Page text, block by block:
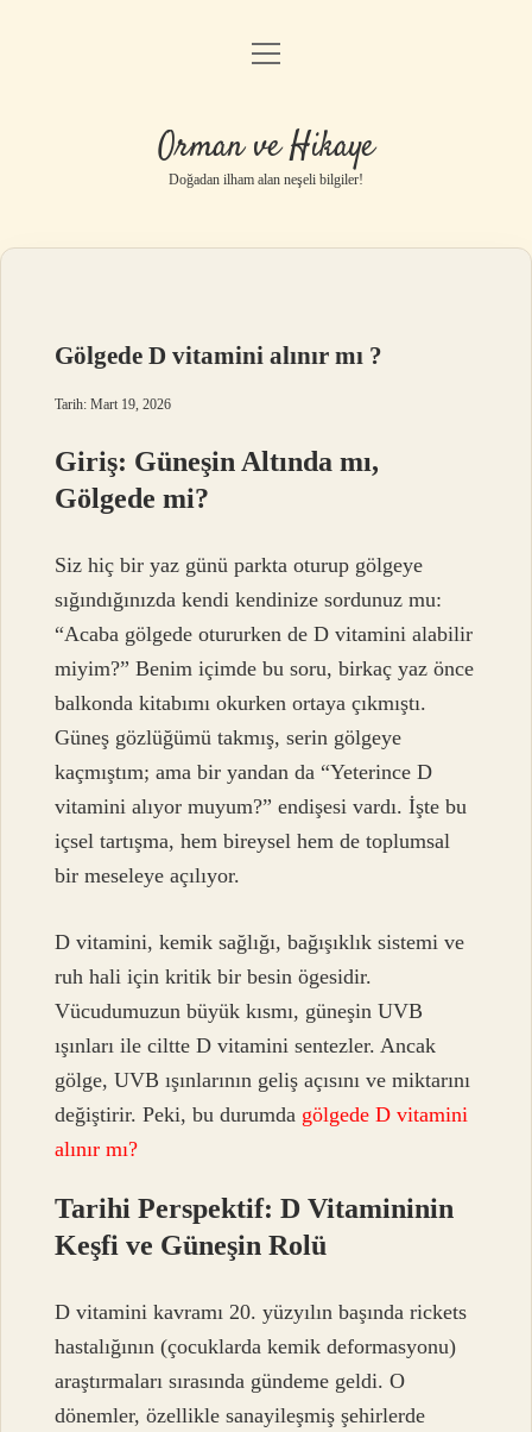
Anasayfa
Yasal Uyarı
menüyü
Orman ve Hikaye
Doğadan ilham alan neşeli bilgiler!
Gölgede D vitamini alınır mı ?
Tarih: Mart 19, 2026
Giriş: Güneşin Altında mı,
Gölgede mi?
Siz hiç bir yaz günü parkta oturup gölgeye
sığındığınızda kendi kendinize sordunuz mu:
“Acaba gölgede otururken de D vitamini alabilir
miyim?” Benim içimde bu soru, birkaç yaz önce
balkonda kitabımı okurken ortaya çıkmıştı.
Güneş gözlüğümü takmış, serin gölgeye
kaçmıştım; ama bir yandan da “Yeterince D
vitamini alıyor muyum?” endişesi vardı. İşte bu
içsel tartışma, hem bireysel hem de toplumsal
bir meseleye açılıyor.
D vitamini, kemik sağlığı, bağışıklık sistemi ve
ruh hali için kritik bir besin ögesidir.
Vücudumuzun büyük kısmı, güneşin UVB
ışınları ile ciltte D vitamini sentezler. Ancak
gölge, UVB ışınlarının geliş açısını ve miktarını
değiştirir. Peki, bu durumda gölgede D vitamini
alınır mı?
Tarihi Perspektif: D Vitamininin
Keşfi ve Güneşin Rolü
D vitamini kavramı 20. yüzyılın başında rickets
hastalığının (çocuklarda kemik deformasyonu)
araştırmaları sırasında gündeme geldi. O
dönemler, özellikle sanayileşmiş şehirlerde